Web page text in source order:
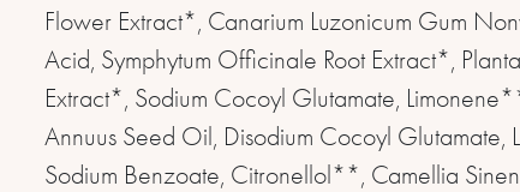
Flower Extract*, Canarium Luzonicum Gum
Acid, Symphytum Officinale Root Extract*,
Extract*, Sodium Cocoyl Glutamate,
Annuus Seed Oil, Disodium Cocoyl Glutamate,
Sodium Benzoate, Citronellol**, Camellia